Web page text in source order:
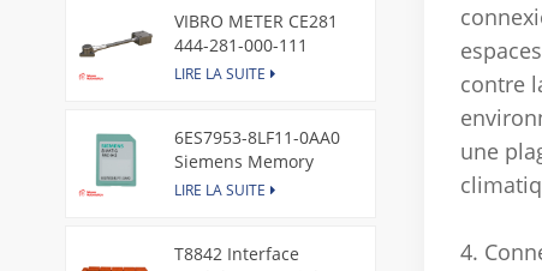
contre
une
4.
VIBRO METER CE281
444-281-000-111
Piezoelectric Pressure
LIRE LA SUITE
6ES7953-8LF11-0AA0
Siemens Memory
Card
LIRE LA SUITE
T8842 Interface